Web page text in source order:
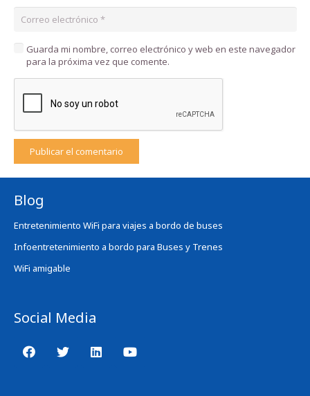
Guarda mi nombre, correo electrónico y web en este navegador
para la próxima vez que comente.
Publicar el comentario
Blog
Entretenimiento WiFi para viajes a bordo de buses
Infoentretenimiento a bordo para Buses y Trenes
WiFi amigable
Social Media